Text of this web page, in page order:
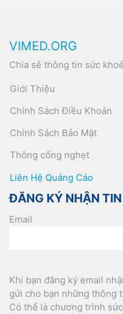
VIMED.ORG
Chia sẻ thông tin sức
Giới Thiệu
Chính Sách Điều Khoản
Chính Sách Bảo Mật
Thông cống nghẹt
Liên Hệ Quảng Cáo
ĐĂNG KÝ NHẬN TIN
Email
Khi bạn đăng ký email
gửi cho bạn những thông
Có thể là chương trình